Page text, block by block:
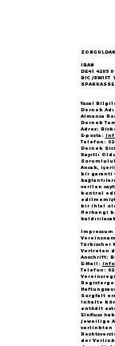
IBAN
DE41 4205
BIC /SWIFT
SPARKASSE
Yasal
Dernek
Almanca
Dernek
Adres:
E-posta:
Telefon:
Dernek
Kayıtlı
Ancak,
bir garanti
verilen
kontrol
bir ihlal
Herhangi
Impressum
Türkischer
Vertreten
Anschrift:
E-Mail:
Telefon:
Sorgfalt
Inhalte
enthält
Einfluss
jeweilige
verlinkten
der